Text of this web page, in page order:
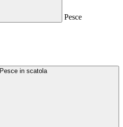
Pesce
Pesce in scatola